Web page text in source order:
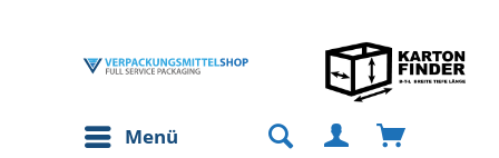
Menü